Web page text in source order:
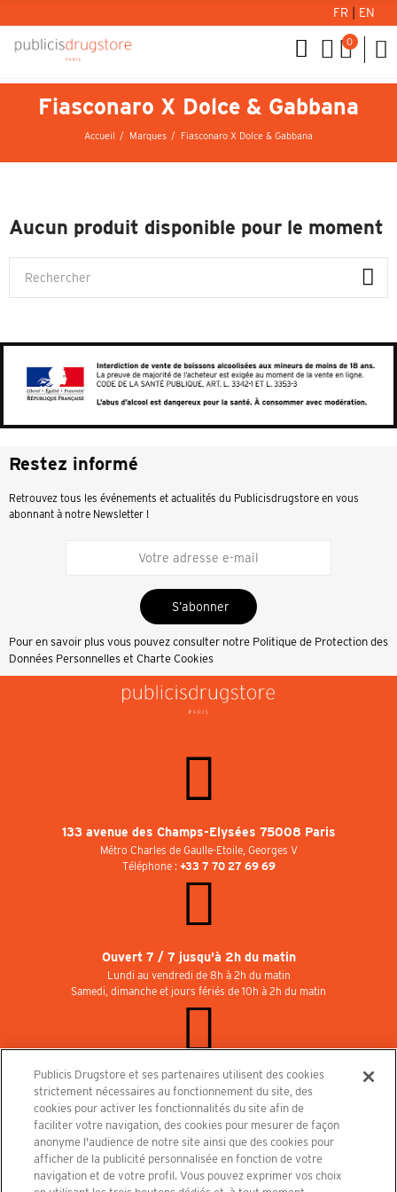
FR EN
0
Fiasconaro X Dolce & Gabbana
Accueil Marques Fiasconaro X Dolce & Gabbana
Aucun produit disponible pour le moment
Restez informé
Retrouvez tous les événements et actualités du Publicisdrugstore en vous
abonnant à notre Newsletter !
S’abonner
Pour en savoir plus vous pouvez consulter notre Politique de Protection des
Données Personnelles et Charte Cookies
133 avenue des Champs-Elysées 75008 Paris
Métro Charles de Gaulle-Etoile, Georges V
Téléphone : +33 7 70 27 69 69
Ouvert 7 / 7 jusqu'à 2h du matin
Lundi au vendredi de 8h à 2h du matin
Samedi, dimanche et jours fériés de 10h à 2h du matin
Rejoignez-nous au Publicisdrugstore !
Nous recrutons pour les boutiques, le restaurant et le cinéma. Contactez-nous :
recrutement@publicisdrugstore.com
Conditions générales de vente
Mentions légales
Politique de Protection des Données Personnelles et Charte
Cookies
Publicis Drugstore et ses partenaires utilisent des cookies
strictement nécessaires au fonctionnement du site, des
cookies pour activer les fonctionnalités du site afin de
faciliter votre navigation, des cookies pour mesurer de façon
anonyme l'audience de notre site ainsi que des cookies pour
afficher de la publicité personnalisée en fonction de votre
navigation et de votre profil. Vous pouvez exprimer vos choix